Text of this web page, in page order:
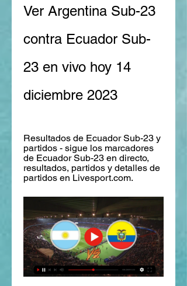
Ver Argentina Sub-23
contra Ecuador Sub-
23 en vivo hoy 14
diciembre 2023
Resultados de Ecuador Sub-23 y
partidos - sigue los marcadores
de Ecuador Sub-23 en directo,
resultados, partidos y detalles de
partidos en Livesport.com.